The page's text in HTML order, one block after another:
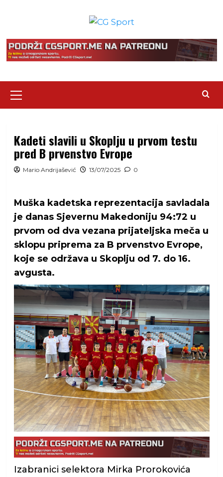
Menu
Kadeti slavili u Skoplju u prvom testu
pred B prvenstvo Evrope
Mario Andrijašević 13/07/2025 0
Muška kadetska reprezentacija savladala
je danas Sjevernu Makedoniju 94:72 u
prvom od dva vezana prijateljska meča u
sklopu priprema za B prvenstvo Evrope,
koje se održava u Skoplju od 7. do 16.
avgusta.
Izabranici selektora Mirka Prorokovića